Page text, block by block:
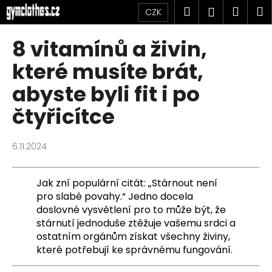
Přejít
na
obsah
CZK Hledat
8 vitamínů a živin,
které musíte brát,
abyste byli fit i po
čtyřicítce
6.11.2024
Jak zní populární citát: „Stárnout není
pro slabé povahy.“ Jedno docela
doslovné vysvětlení pro to může být, že
stárnutí jednoduše ztěžuje vašemu srdci a
ostatním orgánům získat všechny živiny,
které potřebují ke správnému fungování.
K
o
C
o
p
o
t
ř